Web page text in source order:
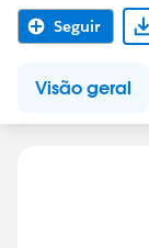
Seguir
Visão geral